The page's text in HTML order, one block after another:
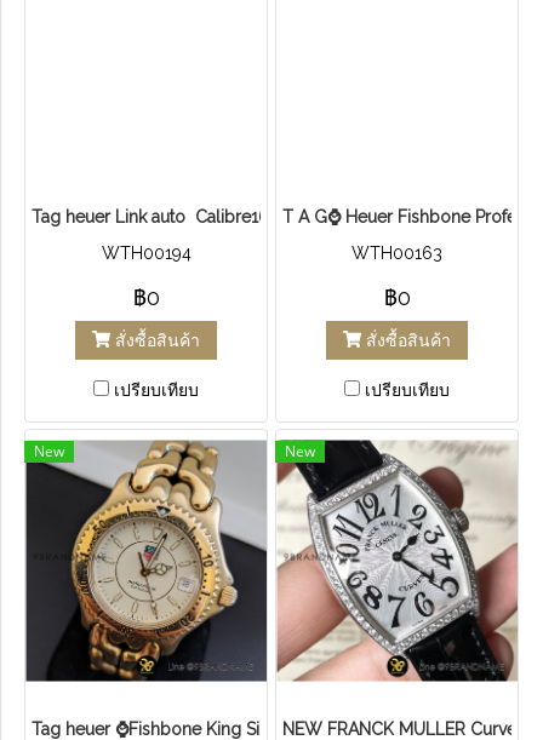
Tag heuer Link auto ​ Calibre16 Chronograph หลังเปลือย 42มม
WTH00194
฿0
สั่งซื้อสินค้า
เปรียบเทียบ
T​ A​ G​⌚ Heuer Fishbone
WTH00163
฿0
สั่งซื้อสินค้า
เปรียบเทียบ
New
Tag heuer ⌚Fishbone King Size Stainless Steel Gold Plated
New
N​E​W​ FR​A​NCK M​ULLER Curvex